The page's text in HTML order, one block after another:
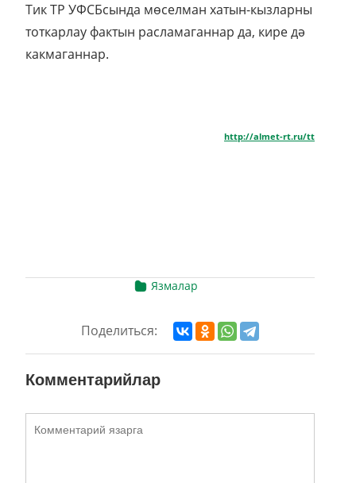
Тик ТР УФСБсында мөселман хатын-кызларны
тоткарлау фактын расламаганнар да, кире дә
какмаганнар.
http://almet-rt.ru/tt
Язмалар
Поделиться:
Комментарийлар